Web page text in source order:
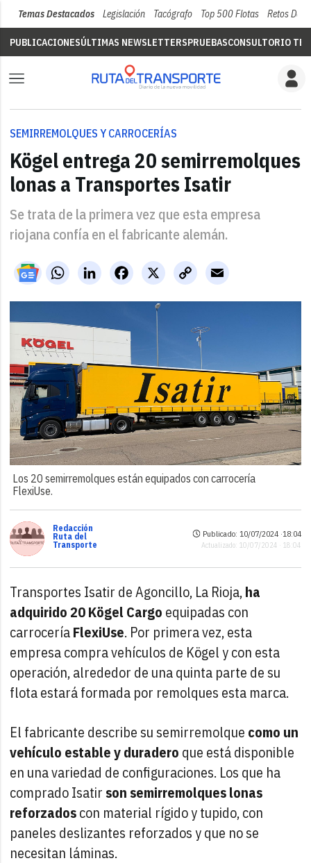
Temas Destacados Legislación Tacógrafo Top 500 Flotas Retos Del
PUBLICACIONESÚLTIMAS NEWSLETTERSPRUEBASCONSULTORIO
SEMIRREMOLQUES Y CARROCERÍAS
Kögel entrega 20 semirremolques
lonas a Transportes Isatir
Se trata de la primera vez que esta empresa
riojana confía en el fabricante alemán.
WhatsAppLinkedIn X
Facebook
Copy
Link
Email
Los 20 semirremolques están equipados con carrocería
FlexiUse.
Redacción
Ruta del
Transporte
Publicado: 10/07/2024 ·18:04
Actualizado: 10/07/2024 · 18:04
Transportes Isatir de Agoncillo, La Rioja,ha
adquirido 20 Kögel Cargo equipadas con
carroceríaFlexiUse. Por primera vez, esta
empresa compra vehículos de Kögel y con esta
operación, alrededor de una quinta parte de su
flota estará formada por remolques esta marca.
El fabricante describe su semirremolque como un
vehículo estable y duradero que está disponible
en una variedad de configuraciones. Los que ha
comprado Isatir son semirremolques lonas
reforzadoscon material rígido y tupido, con
paneles deslizantes reforzados y que no se
necesitan láminas.